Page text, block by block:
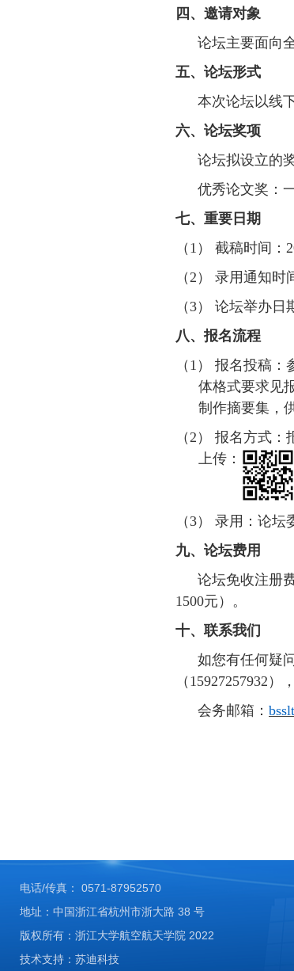
四、邀请对象
论坛主要面向
五、论坛形式
本次论坛以线
六、论坛奖项
论坛拟设立的
优秀论文奖：
七、重要日期
（1） 截稿时间：
（2） 录用通知时
（3） 论坛举办日
八、报名流程
（1） 报名投稿：
体格式要求见
制作摘要集，
（2） 报名方式：
上传：
（3） 录用：论坛
九、论坛费用
论坛免收注册
1500元）。
十、联系我们
如您有任何疑
（ 15927257932 ）
会务邮箱：
电话/传真： 0571-87952570
地址：中国浙江省杭州市浙大路 38 号
版权所有：浙江大学航空航天学院 2022
技术支持：苏迪科技